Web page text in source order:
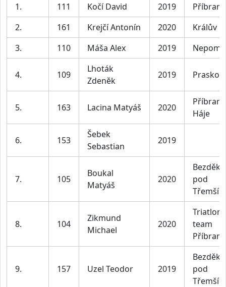
1.
111 Kočí David 2019
Příbram
2.
161 Krejčí Antonín 2020
Králův
3.
110 Máša Alex 2019
4. 109
Lhoták
Zdeněk
2019
5. 163 Lacina Matyáš 2020
Příbram
Háje
6. 153
Šebek
Sebastian
2019
7. 105
Boukal
Matyáš
2020
pod
8. 104
Zikmund
Michael
2020
Triatlon
team
Příbram
9. 157 Uzel Teodor 2019
pod